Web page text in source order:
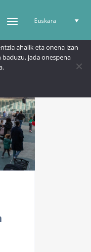
Euskara
ahalik eta onena izan
jada onespena